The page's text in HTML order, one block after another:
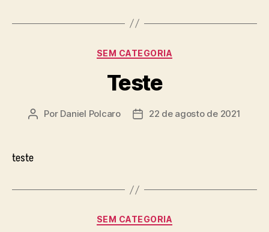
Categorias
SEM CATEGORIA
Teste
Autor
Por Daniel Polcaro
Data22 de agosto de 2021
teste
Categorias
SEM CATEGORIA